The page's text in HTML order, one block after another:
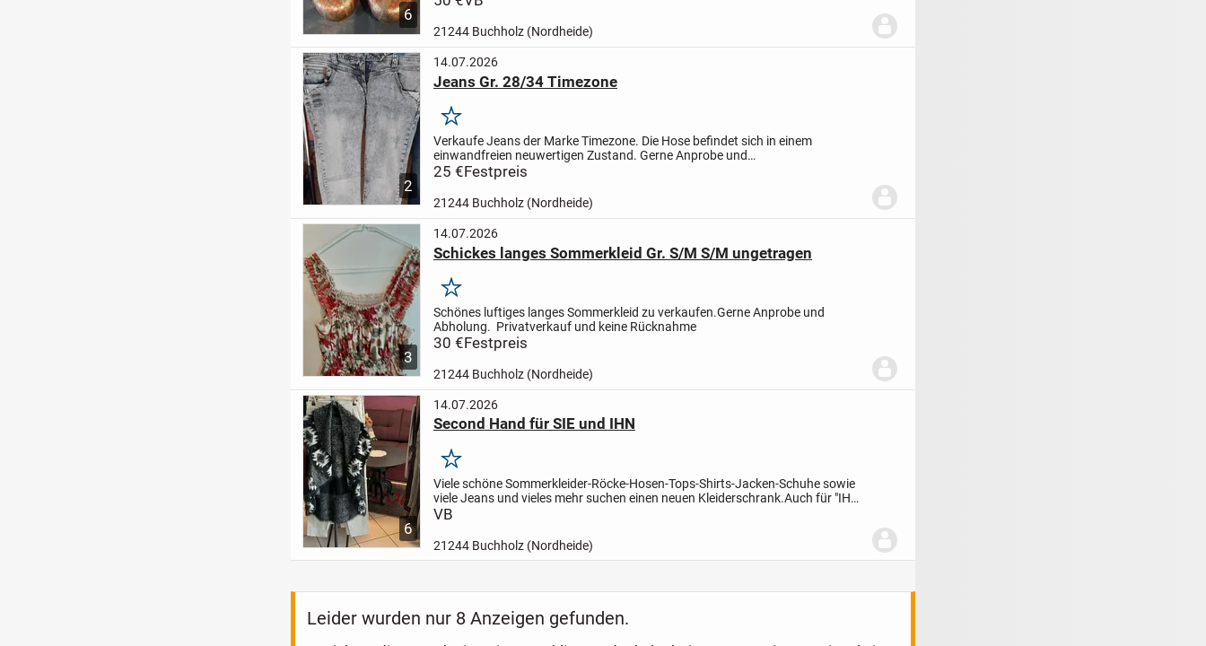
6
21244 Buchholz (Nordheide)
2
14.07.2026
Jeans Gr. 28/34 Timezone
Merken
Verkaufe Jeans der Marke Timezone. Die Hose befindet sich in einem
einwandfreien neuwertigen Zustand. Gerne Anprobe und
Abholung.Privatverkauf und keine Rücknahme.
25 €Festpreis
21244 Buchholz (Nordheide)
3
14.07.2026
Schickes langes Sommerkleid Gr. S/M S/M ungetragen
Merken
Schönes luftiges langes Sommerkleid zu verkaufen.Gerne Anprobe und
Abholung. Privatverkauf und keine Rücknahme
30 €Festpreis
21244 Buchholz (Nordheide)
6
14.07.2026
Second Hand für SIE und IHN
Merken
Viele schöne Sommerkleider-Röcke-Hosen-Tops-Shirts-Jacken-Schuhe sowie
viele Jeans und vieles mehr suchen einen neuen Kleiderschrank.Auch für "IHN"
ist vieles dabei.
VB
21244 Buchholz (Nordheide)
Leider wurden nur 8 Anzeigen gefunden.